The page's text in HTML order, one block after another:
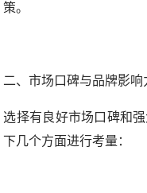
策。
二、市场口碑与品牌影响
选择有良好市场口碑和
下几个方面进行考量：